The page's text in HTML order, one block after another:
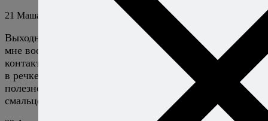
21 Маша Ответить
Выходные я не убиваю)) Максимум часа два. А молоко
мне вообще домой привозят. Главное, наладить
контакты. К тому же поездки в село чреваты купанием
в речке и прогулками в лесу. Люблю совмещать
полезное с приятным. Хотя, о чём это я? Статья-то о
смальце….)))